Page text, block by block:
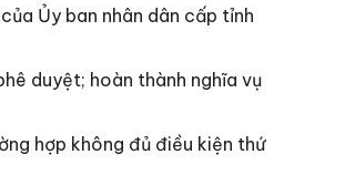
Ủy ban nhân dân cấp tỉnh
duyệt; hoàn thành nghĩa vụ
hợp không đủ điều kiện thứ